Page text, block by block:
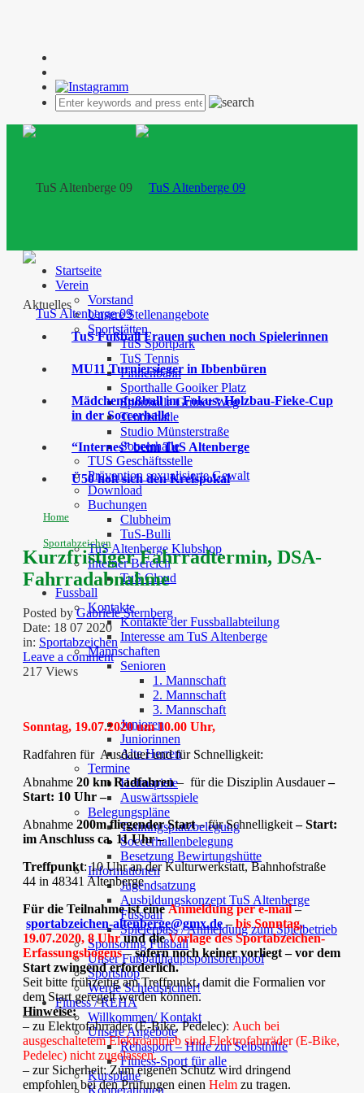
Startseite
Verein
Vorstand
Unsere Stellenangebote
Sportstätten
TuS Sportpark
TuS Tennis
Finnenbahn
Sporthalle Gooiker Platz
Sporthalle Grüner Weg
Tennishalle
Studio Münsterstraße
Soccerhalle
TUS Geschäftsstelle
Prävention sexualisierte Gewalt
Download
Buchungen
Clubheim
TuS-Bulli
TuS Altenberge Klubshop
Interner Bereich
TuS Cloud
Fussball
Kontakte
Kontakte der Fussballabteilung
Interesse am TuS Altenberge
Mannschaften
Senioren
1. Mannschaft
2. Mannschaft
3. Mannschaft
Junioren
Juniorinnen
Alte Herren
Termine
Heimspiele
Auswärtsspiele
Belegungspläne
Trainingsplatzbelegung
Soccerhallenbelegung
Besetzung Bewirtungshütte
Informationen
Jugendsatzung
Ausbildungskonzept TuS Altenberge
Fussball
Spielerpass / Anmeldung zum Spielbetrieb
Sponsoring Fußball
Unser Fußballhauptsponsorenpool
Sportshop
Werde Schiedsrichter!
Fitness / REHA
Willkommen/ Kontakt
Unsere Angebote
Rehasport – Hilfe zur Selbsthilfe
Fitness-Sport für alle
Kurspläne
Kooperationen
Aktuelles
TuS Fußball Frauen suchen noch Spielerinnen
MU11 Turniersieger in Ibbenbüren
Mädchenfußball im Fokus: Holzbau-Fieke-Cup
in der Soccerhalle
“Internes” beim TuS Altenberge
Ü50 holt sich den Kreispokal
Home
Sportabzeichen
Kurzfristiger Fahrradtermin, DSA-
Fahrradabnahme
Posted byGabriele Sternberg
Date: 18 07 2020
in: Sportabzeichen
Leave a comment
217 Views
Sonntag, 19.07.2020 um 10.00 Uhr,
Radfahren für Ausdauer und für Schnelligkeit:
Abnahme 20 km Radfahren – für die Disziplin Ausdauer–
Start: 10 Uhr –
Abnahme 200m fliegender Start– für Schnelligkeit– Start:
im Anschluss ca. 11 Uhr –
Treffpunkt: 10 Uhr an der Kulturwerkstatt, Bahnhofstraße
44 in 48341 Altenberge
Für die Teilnahme ist eine Anmeldung per e-mail–
sportabzeichen-altenberge@gmx.de–bis Sonntag,
19.07.2020, 8 Uhr und die Vorlage des Sportabzeichen-
Erfassungsbogens–sofern noch keiner vorliegt – vor dem
Start zwingend erforderlich.
Seit bitte frühzeitig am Treffpunkt, damit die Formalien vor
dem Start geregelt werden können.
Hinweise:
– zu Elektrofahrräder (E-Bike, Pedelec): Auch bei
ausgeschaltetem Elektroantrieb sind Elektrofahrräder (E-Bike,
Pedelec) nicht zugelassen.
– zur Sicherheit: Zum eigenen Schutz wird dringend
empfohlen bei den Prüfungen einen Helm zu tragen.